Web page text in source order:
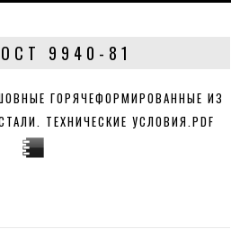
9940-81
ГОРЯЧЕФОРМИРОВАННЫЕ ИЗ
ТЕХНИЧЕСКИЕ УСЛОВИЯ.PDF